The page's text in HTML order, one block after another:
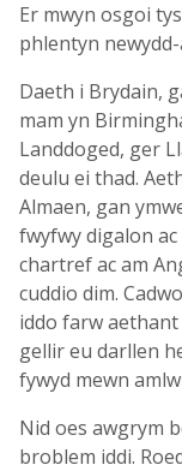
Er mwyn osgoi
phlentyn
Daeth i Brydain,
mam yn
Landdoged, ger
deulu ei thad.
Almaen, gan
fwyfwy digalon
chartref ac am
cuddio dim.
iddo farw aethant
gellir eu darllen
fywyd mewn
Nid oes awgrym
broblem iddi.